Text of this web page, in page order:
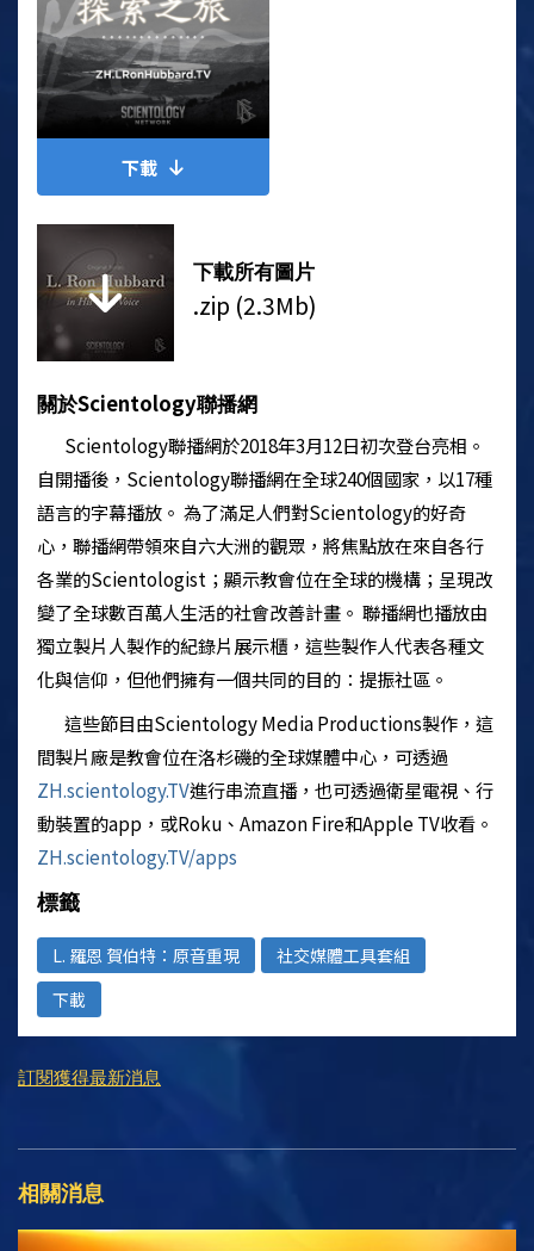
下載
下載所有圖片
.zip (2.3Mb)
關於Scientology聯播網
Scientology聯播網於2018年3月12日初次登台亮相。
自開播後， Scientology聯播網在全球240個國家，以17種
語言的字幕播放。 為了滿足人們對Scientology的好奇
心，聯播網帶領來自六大洲的觀眾，將焦點放在來自各行
各業的Scientologist ；顯示教會位在全球的機構；呈現改
變了全球數百萬人生活的社會改善計畫。 聯播網也播放由
獨立製片人製作的紀錄片展示櫃，這些製作人代表各種文
化與信仰，但他們擁有一個共同的目的：提振社區。
這些節目由ScientologyMedia Productions製作，這
間製片廠是教會位在洛杉磯的全球媒體中心，可透過
ZH.scientology.TV進行串流直播，也可透過衛星電視、行
動裝置的app，或Roku、Amazon Fire和Apple TV收看。
ZH.scientology.TV/apps
標籤
L. 羅恩 賀伯特：原音重現
社交媒體工具套組
下載
訂閱獲得最新消息
相關消息